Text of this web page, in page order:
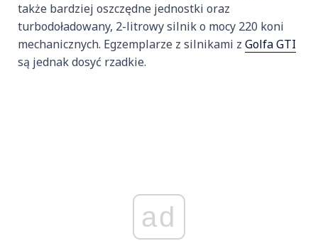
także bardziej oszczędne jednostki oraz
turbodoładowany, 2-litrowy silnik o mocy 220 koni
mechanicznych. Egzemplarze z silnikami z Golfa GTI
są jednak dosyć rzadkie.
ad